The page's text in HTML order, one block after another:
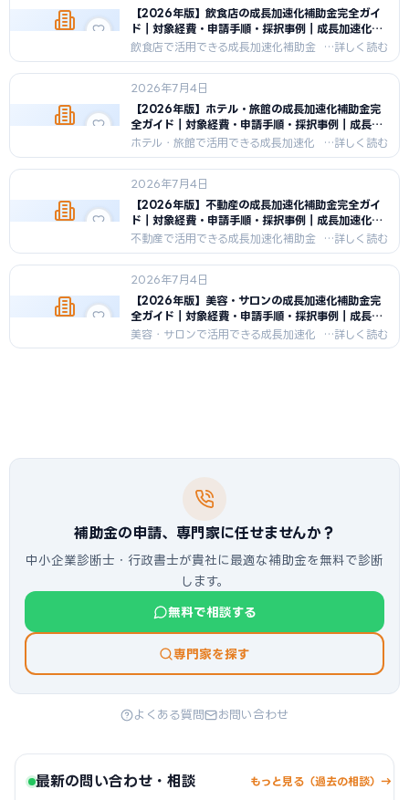
【2026年版】飲食店の成長加速化補助金完全ガイ
ド｜対象経費・申請手順・採択事例｜成長加速化補
助金ナビ
飲食店で活用できる成長加速化補助金
を徹底解説。対象経費・補助率・上限
額・申請のポイント・採択事例まで
2026年最新情報を網羅。
2026年7月4日
【2026年版】ホテル・旅館の成長加速化補助金完
全ガイド｜対象経費・申請手順・採択事例｜成長加
速化補助金ナビ
ホテル・旅館で活用できる成長加速化
補助金を徹底解説。対象経費・補助
率・上限額・申請のポイント・採択事
例まで2026年最新情報を網羅。
2026年7月4日
【2026年版】不動産の成長加速化補助金完全ガイ
ド｜対象経費・申請手順・採択事例｜成長加速化補
助金ナビ
不動産で活用できる成長加速化補助金
を徹底解説。対象経費・補助率・上限
額・申請のポイント・採択事例まで
2026年最新情報を網羅。
2026年7月4日
【2026年版】美容・サロンの成長加速化補助金完
全ガイド｜対象経費・申請手順・採択事例｜成長加
速化補助金ナビ
美容・サロンで活用できる成長加速化
補助金を徹底解説。対象経費・補助
補助金の申請、専門家に任せませんか？
中小企業診断士・行政書士が貴社に最適な補助金を無料で診断
します。
無料で相談する
専門家を探す
よくある質問 お問い合わせ
最新の問い合わせ・相談 もっと見る（過去の相談）→